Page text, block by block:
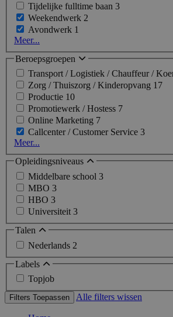
Tijdelijke fulltime baan 3
Weekendwerk 2
Avondwerk 1
Meer...
Beroepsgroepen
Transport / Logistiek / Chauffeur /
Zorg / Thuiszorg / Kinderopvang 17
Productie 10
Promotiewerk / Hostess 7
Online Marketing 7
Callcenter / Customer Service 3
Meer...
Opleidingsniveaus
Middelbare school 3
MBO 3
HBO 3
Universiteit 3
Talen
Nederlands 2
Labels
Topjob
Filters Toepassen Alle filters wissen